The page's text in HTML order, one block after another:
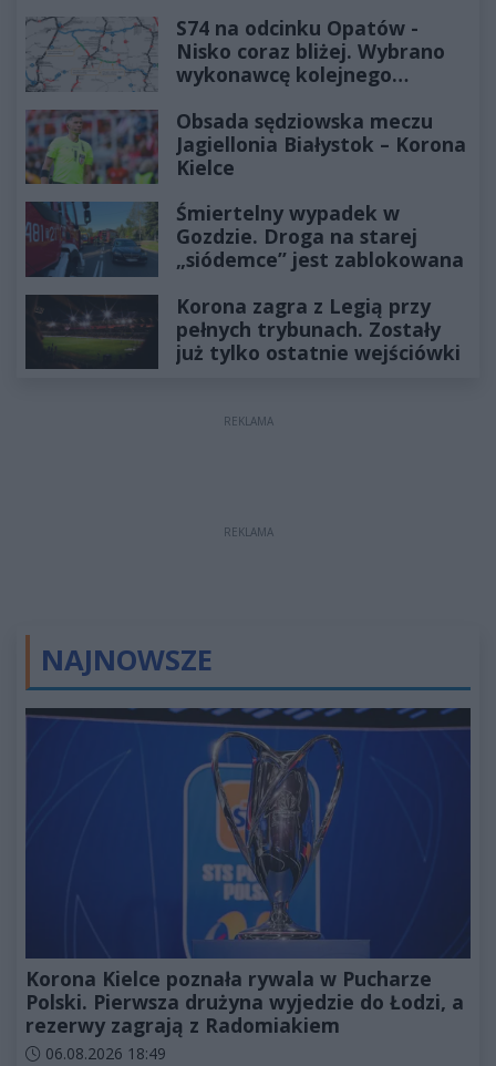
S74 na odcinku Opatów -
Nisko coraz bliżej. Wybrano
wykonawcę kolejnego
Obsada sędziowska meczu
Jagiellonia Białystok – Korona
Kielce
Śmiertelny wypadek w
Gozdzie. Droga na starej
„siódemce” jest zablokowana
Korona zagra z Legią przy
pełnych trybunach. Zostały
już tylko ostatnie wejściówki
REKLAMA
REKLAMA
NAJNOWSZE
Korona Kielce poznała rywala w Pucharze
Polski. Pierwsza drużyna wyjedzie do Łodzi, a
rezerwy zagrają z Radomiakiem
Data dodania artykułu:
06.08.2026 18:49